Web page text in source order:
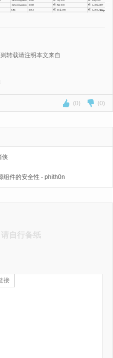
转载请注明本文来自
(0) (0)
侠
组件的安全性 - phith0n
自行备纸
接